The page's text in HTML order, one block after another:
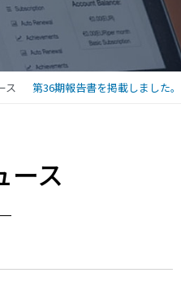
ス 第36期報告書を掲載しました。
ース